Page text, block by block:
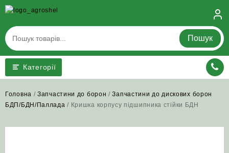
Skip
to
content
Пошук
Категорії
Головна /Запчастини до борон /Запчастини до дискових борон
БДП/БДН/Паллада / Кришка корпусу підшипника стійки БДН